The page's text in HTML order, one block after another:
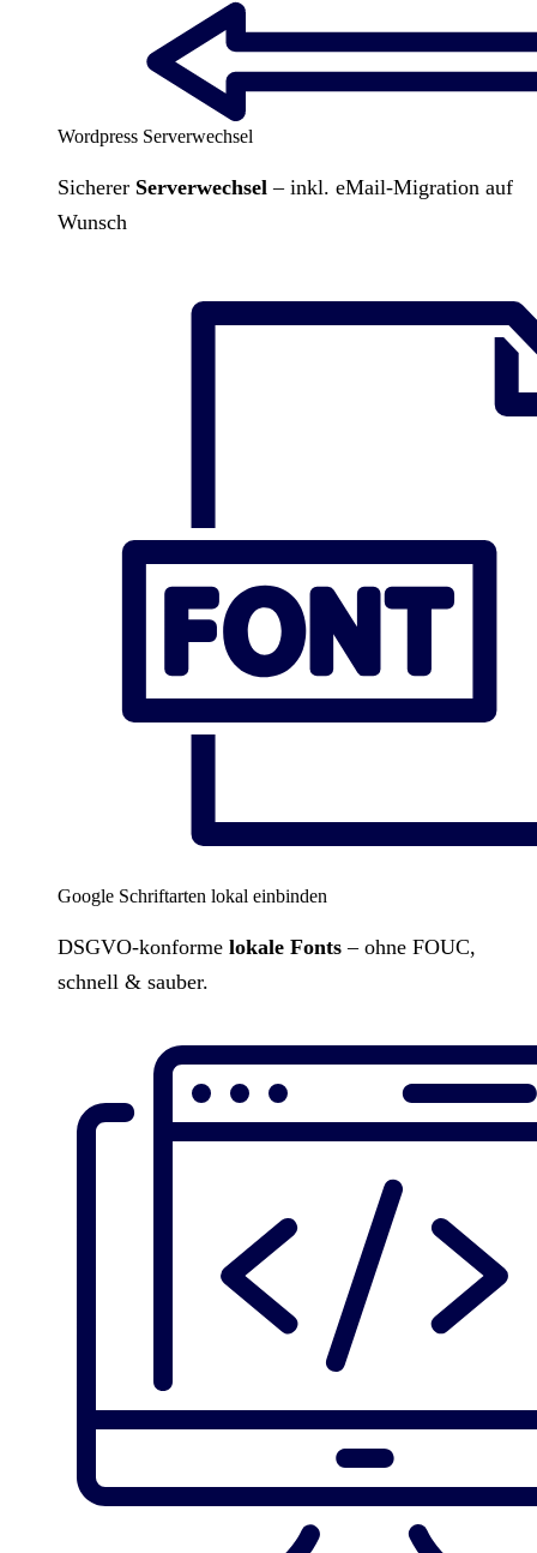
Wordpress Serverwechsel
Sicherer Serverwechsel – inkl. eMail-Migration auf
Wunsch
Google Schriftarten lokal einbinden
DSGVO-konforme lokale Fonts – ohne FOUC,
schnell & sauber.